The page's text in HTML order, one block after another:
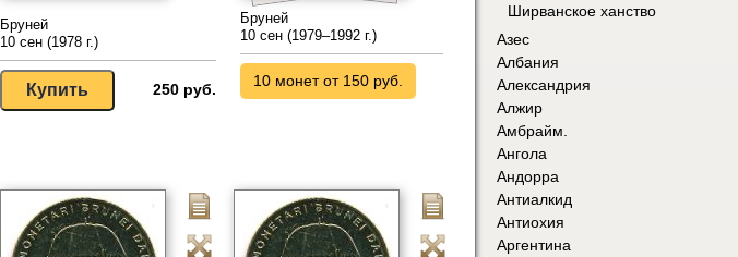
Бруней
10 сен (1978 г.)
250 руб.
Бруней
10 сен (1979–1992 г.)
10 монет от 150 руб.
Ширванское ханство
Азес
Албания
Александрия
Алжир
Амбрайм.
Ангола
Андорра
Антиалкид
Антиохия
Аргентина